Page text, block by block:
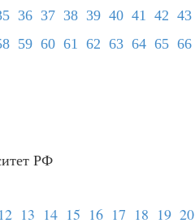
36 37 38 39 40 41 42 43
59 60 61 62 63 64 65 66
РФ
12 13 14 15 16 17 18 19 20